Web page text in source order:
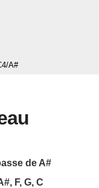
A#
de A#
F, G, C